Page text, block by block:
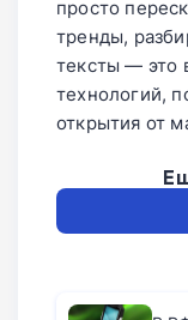
просто
тренды,
тексты — это
технологий,
открытия от